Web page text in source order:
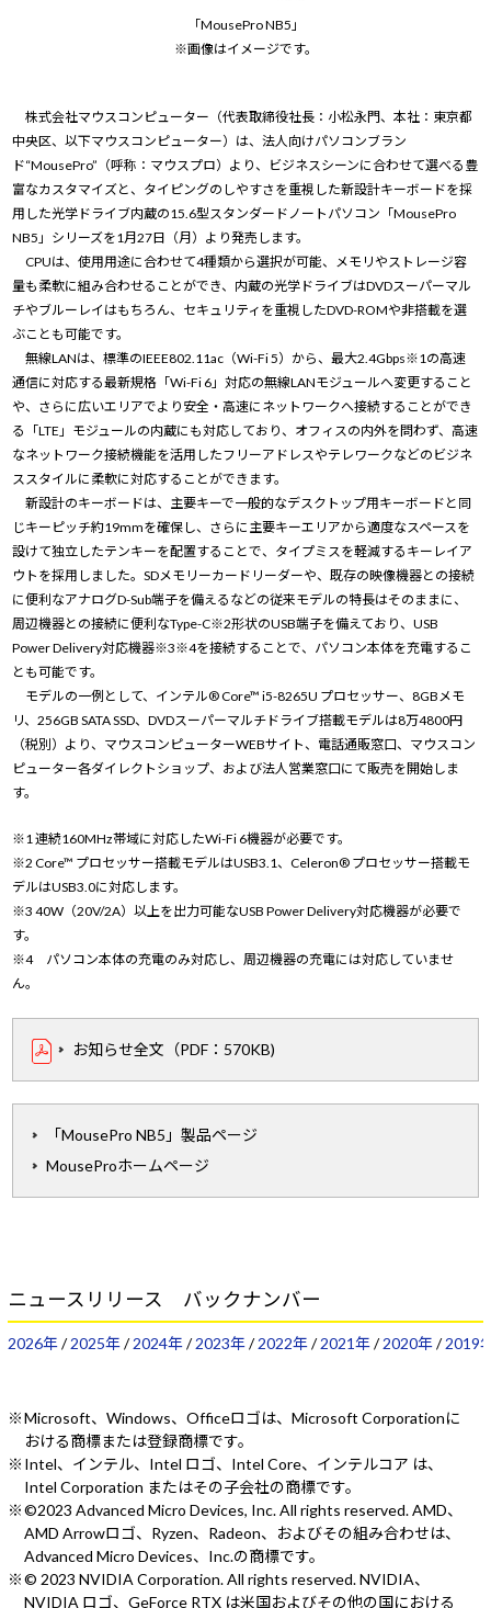
「MousePro NB5」
※画像はイメージです。
株式会社マウスコンピューター（代表取締役社長：小松永門、本社：東京都
中央区、以下マウスコンピューター）は、法人向けパソコンブラン
ド“MousePro”（呼称：マウスプロ）より、ビジネスシーンに合わせて選べる豊
富なカスタマイズと、タイピングのしやすさを重視した新設計キーボードを採
用した光学ドライブ内蔵の15.6型スタンダードノートパソコン「MousePro
NB5」シリーズを1月27日（月）より発売します。
CPUは、使用用途に合わせて4種類から選択が可能、メモリやストレージ容
量も柔軟に組み合わせることができ、内蔵の光学ドライブはDVDスーパーマル
チやブルーレイはもちろん、セキュリティを重視したDVD-ROMや非搭載を選
ぶことも可能です。
無線LANは、標準のIEEE802.11ac（Wi-Fi 5）から、最大2.4Gbps※1の高速
通信に対応する最新規格「Wi-Fi 6」対応の無線LANモジュールへ変更すること
や、さらに広いエリアでより安全・高速にネットワークへ接続することができ
る「LTE」モジュールの内蔵にも対応しており、オフィスの内外を問わず、高速
なネットワーク接続機能を活用したフリーアドレスやテレワークなどのビジネ
ススタイルに柔軟に対応することができます。
新設計のキーボードは、主要キーで一般的なデスクトップ用キーボードと同
じキーピッチ約19mmを確保し、さらに主要キーエリアから適度なスペースを
設けて独立したテンキーを配置することで、タイプミスを軽減するキーレイア
ウトを採用しました。SDメモリーカードリーダーや、既存の映像機器との接続
に便利なアナログD-Sub端子を備えるなどの従来モデルの特長はそのままに、
周辺機器との接続に便利なType-C※2形状のUSB端子を備えており、USB
Power Delivery対応機器※3※4を接続することで、パソコン本体を充電するこ
とも可能です。
モデルの一例として、インテル® Core™ i5-8265U プロセッサー、8GBメモ
リ、256GB SATA SSD、DVDスーパーマルチドライブ搭載モデルは8万4800円
（税別）より、マウスコンピューターWEBサイト、電話通販窓口、マウスコン
ピューター各ダイレクトショップ、および法人営業窓口にて販売を開始しま
す。
※1 連続160MHz帯域に対応したWi-Fi 6機器が必要です。
※2 Core™ プロセッサー搭載モデルはUSB3.1、Celeron® プロセッサー搭載モ
デルはUSB3.0に対応します。
※3 40W（20V/2A）以上を出力可能なUSB Power Delivery対応機器が必要で
す。
※4 パソコン本体の充電のみ対応し、周辺機器の充電には対応していませ
ん。
お知らせ全文（PDF：570KB)
「MousePro NB5」製品ページ
MouseProホームページ
ニュースリリース バックナンバー
2026年/2025年/2024年/2023年/2022年/2021年/2020年/2019
Microsoft、Windows、Officeロゴは、Microsoft Corporationに
おける商標または登録商標です。
Intel、インテル、Intel ロゴ、Intel Core、インテルコア は、
Intel Corporation またはその子会社の商標です。
©2023 Advanced Micro Devices, Inc. All rights reserved. AMD、
AMD Arrowロゴ、Ryzen、Radeon、およびその組み合わせは、
Advanced Micro Devices、Inc.の商標です。
© 2023 NVIDIA Corporation. All rights reserved. NVIDIA、
NVIDIA ロゴ、GeForce RTX は米国およびその他の国における